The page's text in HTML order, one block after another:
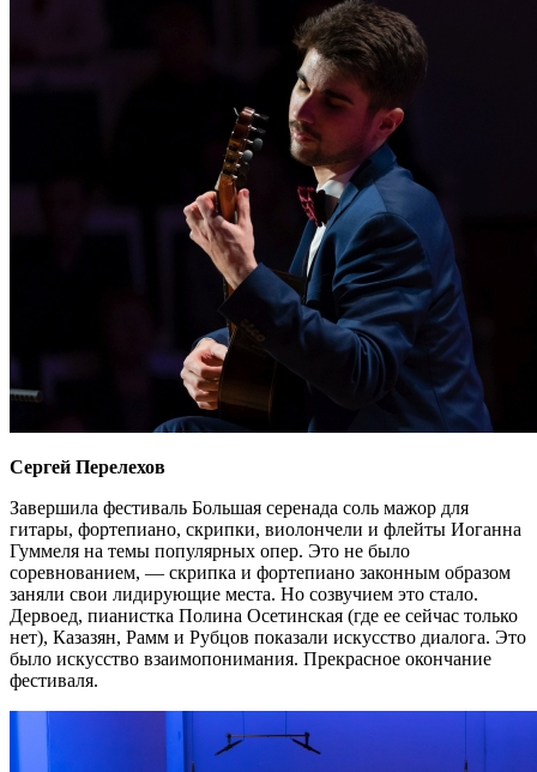
Сергей Перелехов
Завершила фестиваль Большая серенада соль мажор для
гитары, фортепиано, скрипки, виолончели и флейты Иоганна
Гуммеля на темы популярных опер. Это не было
соревнованием, — скрипка и фортепиано законным образом
заняли свои лидирующие места. Но созвучием это стало.
Дервоед, пианистка Полина Осетинская (где ее сейчас только
нет), Казазян, Рамм и Рубцов показали искусство диалога. Это
было искусство взаимопонимания. Прекрасное окончание
фестиваля.